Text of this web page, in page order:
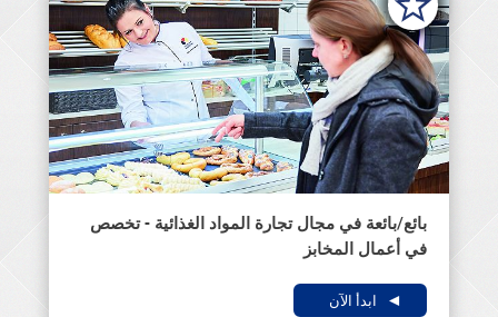
بائع/بائعة في مجال تجارة المواد الغذائية - تخصص
في أعمال المخابز
ابدأ الآن